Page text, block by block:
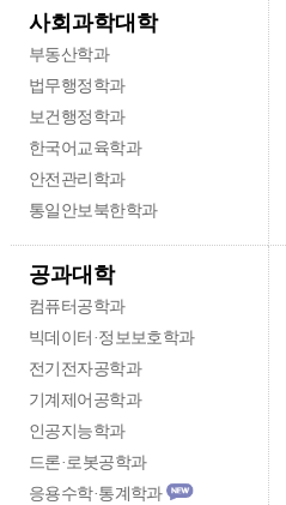
사회과학대학
부동산학과
법무행정학과
보건행정학과
한국어교육학과
안전관리학과
통일안보북한학과
공과대학
컴퓨터공학과
빅데이터·정보보호학과
전기전자공학과
기계제어공학과
인공지능학과
드론·로봇공학과
응용수학·통계학과